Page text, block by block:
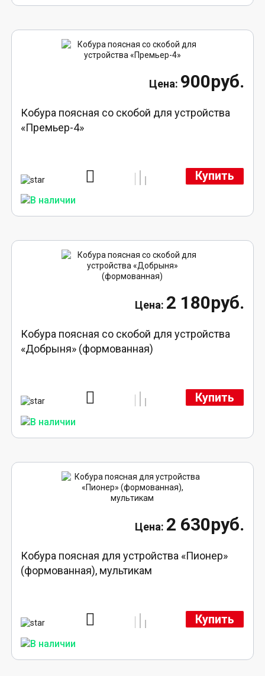
900руб.
Кобура поясная со скобой для устройства
«Премьер-4»
Купить
2 180руб.
Кобура поясная со скобой для устройства
«Добрыня» (формованная)
Купить
2 630руб.
Кобура поясная для устройства «Пионер»
(формованная), мультикам
Купить